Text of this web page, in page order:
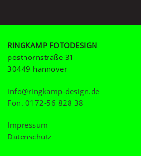
RINGKAMP FOTODESIGN
posthornstraße 31
30449 hannover
info@ringkamp-design.de
Fon. 0172-56 828 38
Impressum
Datenschutz